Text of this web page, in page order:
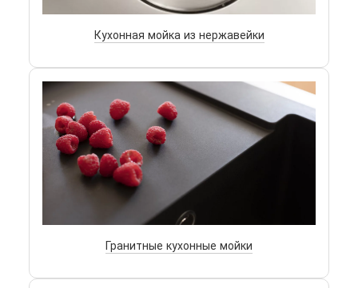
Кухонная мойка из нержавейки
Гранитные кухонные мойки